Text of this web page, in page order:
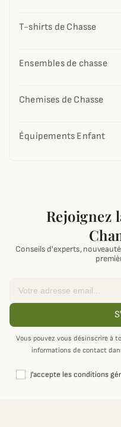
T-shirts de Chasse
Ensembles de chasse
Chemises de Chasse
Équipements Enfant
Rejoignez
Conseils d'experts,
Vous pouvez vous désinscrire à
informations de contact
J'accepte les conditions